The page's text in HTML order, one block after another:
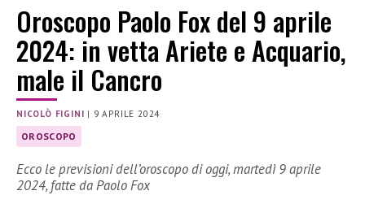
Oroscopo Paolo Fox del 9 aprile
2024: in vetta Ariete e Acquario,
male il Cancro
NICOLÒ FIGINI | 9 APRILE 2024
OROSCOPO
Ecco le previsioni dell’oroscopo di oggi, martedì 9 aprile
2024, fatte da Paolo Fox